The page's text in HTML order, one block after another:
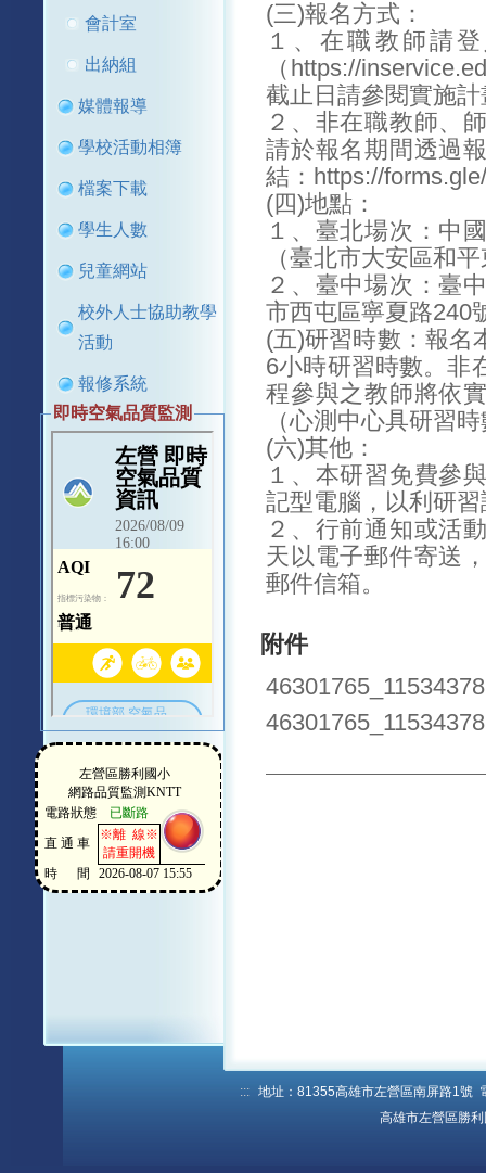
會計室
出納組
媒體報導
學校活動相簿
檔案下載
學生人數
兒童網站
校外人士協助教學
活動
報修系統
即時空氣品質監測
(三)報名方式：
１、在職教師請
（https://
截止日請參閱實施計
２、非在職教師、
請於報名期間透過
結：https://
(四)地點：
１、臺北場次：中
（臺北市大安區和
２、臺中場次：臺
市西屯區寧夏路240
(五)研習時數：報名
6小時研習時數。非
程參與之教師將依
（心測中心具研習
(六)其他：
１、本研習免費參
記型電腦，以利研
２、行前通知或活
天以電子郵件寄送
郵件信箱。
附件
:::
地址：81355高雄市左營區南屏路1號
高雄市左營區勝